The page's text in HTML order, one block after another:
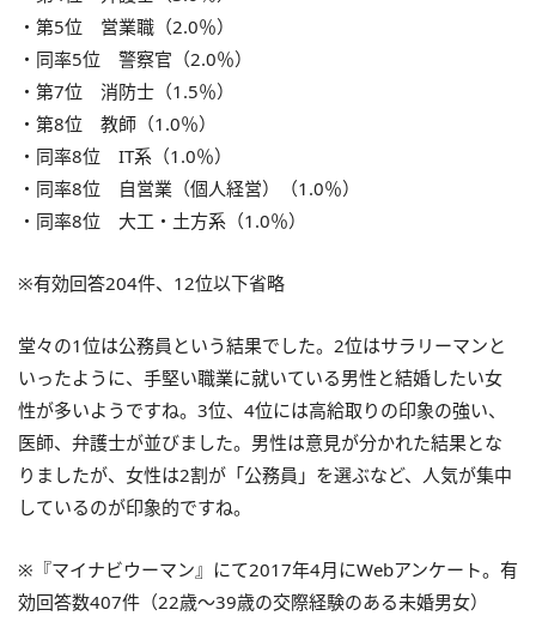
・第5位 営業職（2.0％）
・同率5位 警察官（2.0％）
・第7位 消防士（1.5％）
・第8位 教師（1.0％）
・同率8位 IT系（1.0％）
・同率8位 自営業（個人経営）（1.0％）
・同率8位 大工・土方系（1.0％）
※有効回答204件、12位以下省略
堂々の1位は公務員という結果でした。2位はサラリーマンと
いったように、手堅い職業に就いている男性と結婚したい女
性が多いようですね。3位、4位には高給取りの印象の強い、
医師、弁護士が並びました。男性は意見が分かれた結果とな
りましたが、女性は2割が「公務員」を選ぶなど、人気が集中
しているのが印象的ですね。
※『マイナビウーマン』にて2017年4月にWebアンケート。有
効回答数407件（22歳～39歳の交際経験のある未婚男女）